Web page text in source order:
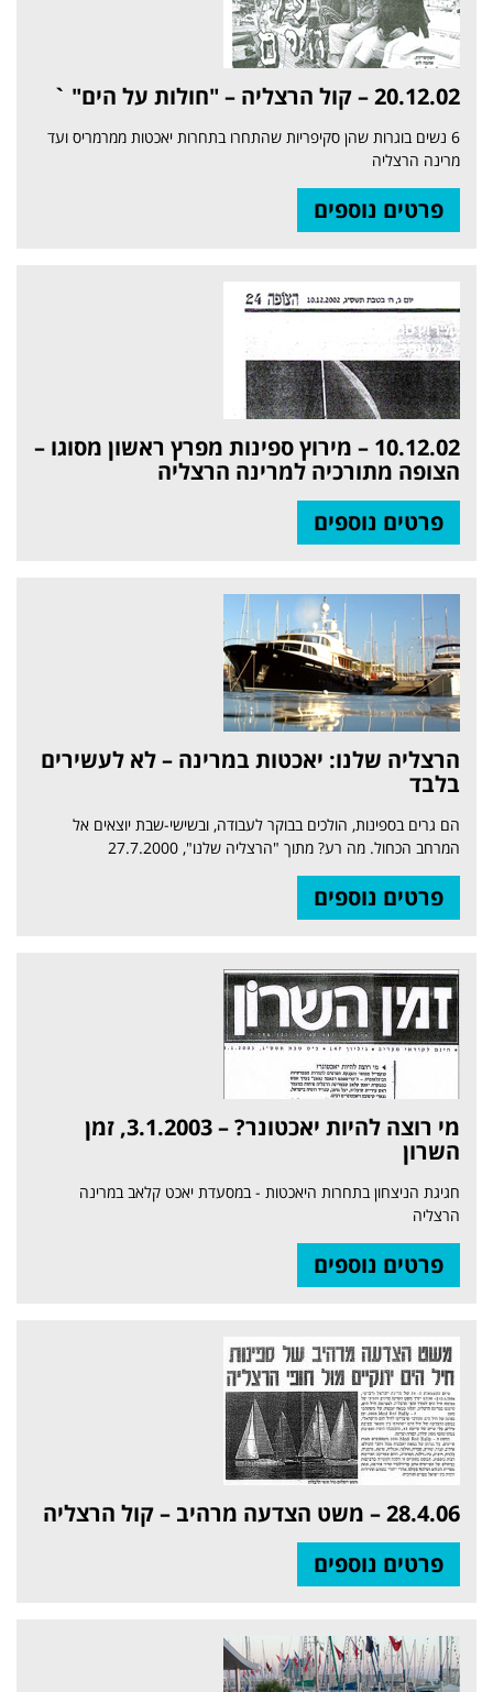
20.12.02 – קול הרצליה – "חולות על הים" `
6 נשים בוגרות שהן סקיפריות שהתחרו בתחרות יאכטות ממרמריס ועד
מרינה הרצליה
פרטים נוספים
10.12.02 – מירוץ ספינות מפרץ ראשון מסוגו –
הצופה מתורכיה למרינה הרצליה
פרטים נוספים
הרצליה שלנו: יאכטות במרינה – לא לעשירים
בלבד
הם גרים בספינות, הולכים בבוקר לעבודה, ובשישי-שבת יוצאים אל
המרחב הכחול. מה רע? מתוך "הרצליה שלנו", 27.7.2000
פרטים נוספים
מי רוצה להיות יאכטונר? – 3.1.2003, זמן
השרון
חגיגת הניצחון בתחרות היאכטות - במסעדת יאכט קלאב במרינה
הרצליה
פרטים נוספים
28.4.06 – משט הצדעה מרהיב – קול הרצליה
פרטים נוספים